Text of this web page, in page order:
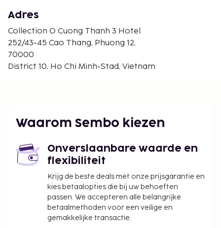
Tao Dan Park - 2,2 km
Nationale Universiteit van Ho Chi Minh-Stad - 2,3
Pham Ngu Lao Street - 2,3 km
Versmarkt Thai Binh - 2,4 km
23 september-park - 2,6 km
De voornaamste luchthaven voor Collection O
luchthaven Tan Son Nhat (SGN) - 6,4 km
Enkele van de voorzieningen zijn een snelle
incheckservice, een 24-uurs receptie en een
bagageopslagruimte. Ter plaatse heb je gratis
parkeerplaatsen. Profiteer in dit hotel van de
roomservice (beperkte tijden).
Eén kind t/m 6 jaar oud verblijft gratis wanneer
Adres
Collection O Cuong Thanh 3 Hotel
252/43-45 Cao Thang, Phuong 12,
70000
District 10, Ho Chi Minh-Stad, Vietnam
Waarom Sembo kiezen
Onverslaanbare waarde en
flexibiliteit
Krijg de beste deals met onze prijsgarantie en
kies betaalopties die bij uw behoeften
passen. We accepteren alle belangrijke
betaalmethoden voor een veilige en
gemakkelijke transactie.